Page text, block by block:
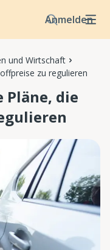
Anmelden
und Wirtschaft
zu regulieren
Pläne, die